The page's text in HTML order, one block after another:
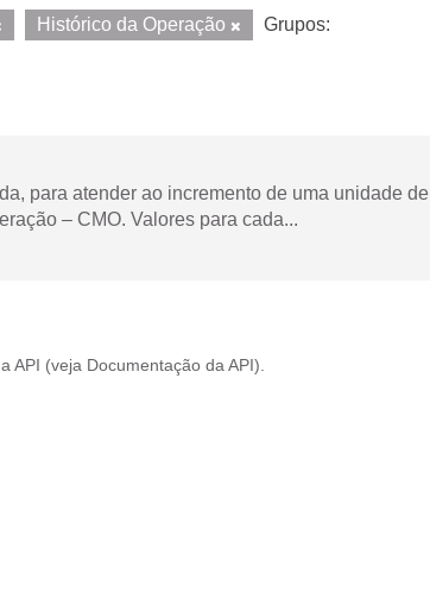
Histórico da Operação
Grupos:
para atender ao incremento de uma unidade de
– CMO. Valores para cada...
API (veja Documentação da API ).